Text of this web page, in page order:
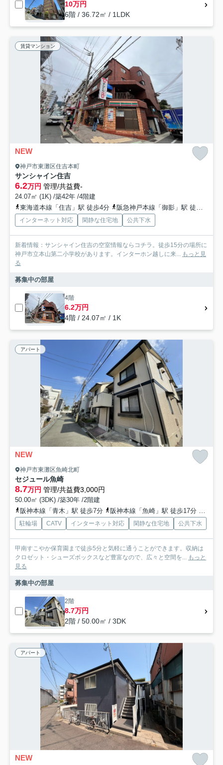
10万円
6階 / 36.72㎡ / 1LDK
賃貸マンション
NEW
神戸市東灘区住吉本町
サンシャイン住吉
6.2万円 管理/共益費-
24.07㎡ (1K) /築42年 /4階建
東海道本線「住吉」駅 徒歩4分
阪急神戸本線「御影」駅 徒歩11分
インターネット対応 閑静な住宅地 公共下水
新着情報：サンシャイン住吉の空室情報ならコチラ。徒歩15分の場所に
神戸市立本山第二小学校があります。インターホン越しに来... もっと見
る
募集中の部屋
4階
6.2万円
4階 / 24.07㎡ / 1K
アパート
NEW
神戸市東灘区魚崎北町
セジュール魚崎
8.7万円 管理/共益費3,000円
50.00㎡ (3DK) /築30年 /2階建
阪神本線「青木」駅 徒歩7分
阪神本線「魚崎」駅 徒歩17分
駐輪場 CATV インターネット対応 閑静な住宅地 公共下水
甲南すこやか保育園まで徒歩5分と気軽に通うことができます。収納は
クロゼット・シューズボックスなど豊富なので、広々と空間を... もっと
見る
募集中の部屋
2階
8.7万円
2階 / 50.00㎡ / 3DK
アパート
NEW